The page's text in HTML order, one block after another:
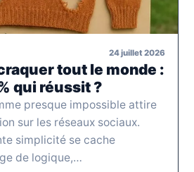
24 juillet 2026
tout le monde :
qui réussit ?
presque impossible attire
sur les réseaux sociaux.
simplicité se cache
de logique,…